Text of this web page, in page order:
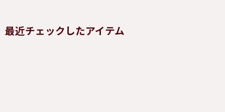
最近チェックしたアイテム